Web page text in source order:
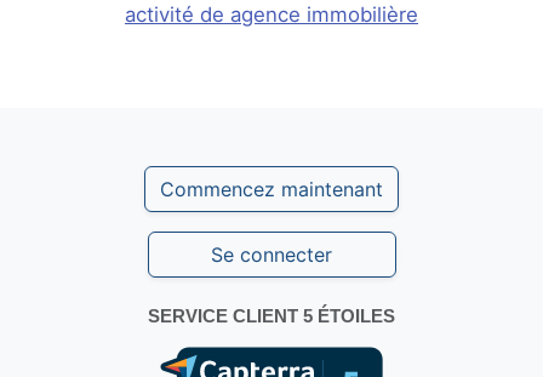
activité de agence immobilière
Commencez maintenant
Se connecter
SERVICE CLIENT 5 ÉTOILES